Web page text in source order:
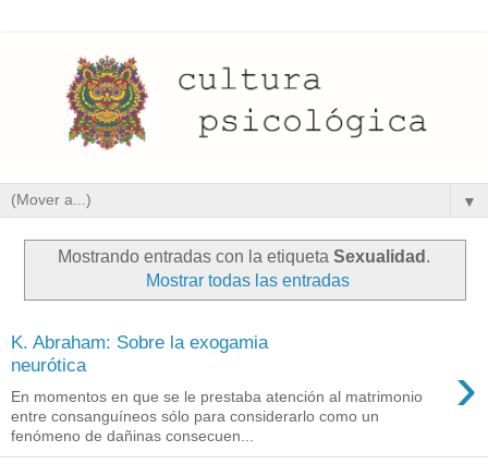
▼
Mostrando entradas con la etiqueta Sexualidad .
Mostrar todas las entradas
K. Abraham: Sobre la exogamia
neurótica
›
En momentos en que se le prestaba atención al matrimonio
entre consanguíneos sólo para considerarlo como un
fenómeno de dañinas consecuen...